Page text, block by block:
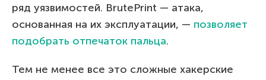
ряд уязвимостей. BrutePrint — атака,
основанная на их эксплуатации, — позволяет
подобрать отпечаток пальца.
Тем не менее все это сложные хакерские